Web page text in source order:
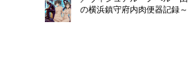
の横浜鎮守府内肉便器記録～提